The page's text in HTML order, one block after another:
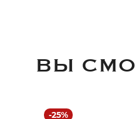
ВЫ
-25%